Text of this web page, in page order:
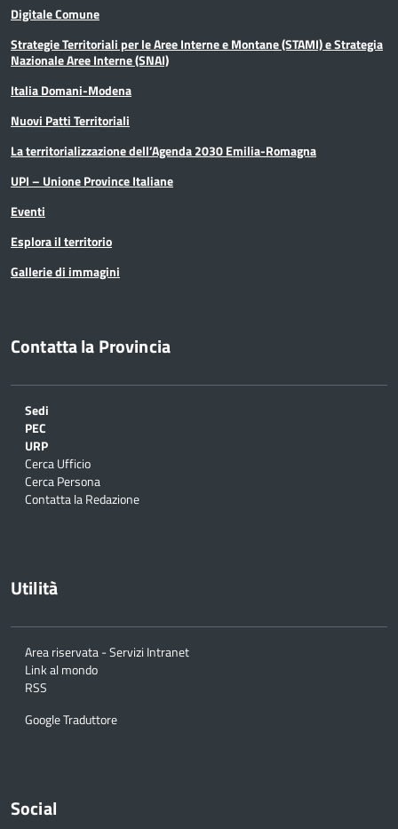
Digitale Comune
Strategie Territoriali per le Aree Interne e Montane (STAMI) e Strategia
Nazionale Aree Interne (SNAI)
Italia Domani-Modena
Nuovi Patti Territoriali
La territorializzazione dell’Agenda 2030 Emilia-Romagna
UPI – Unione Province Italiane
Eventi
Esplora il territorio
Gallerie di immagini
Contatta la Provincia
Sedi
PEC
URP
Cerca Ufficio
Cerca Persona
Contatta la Redazione
Utilità
Area riservata - Servizi Intranet
Link al mondo
RSS
Google Traduttore
Social